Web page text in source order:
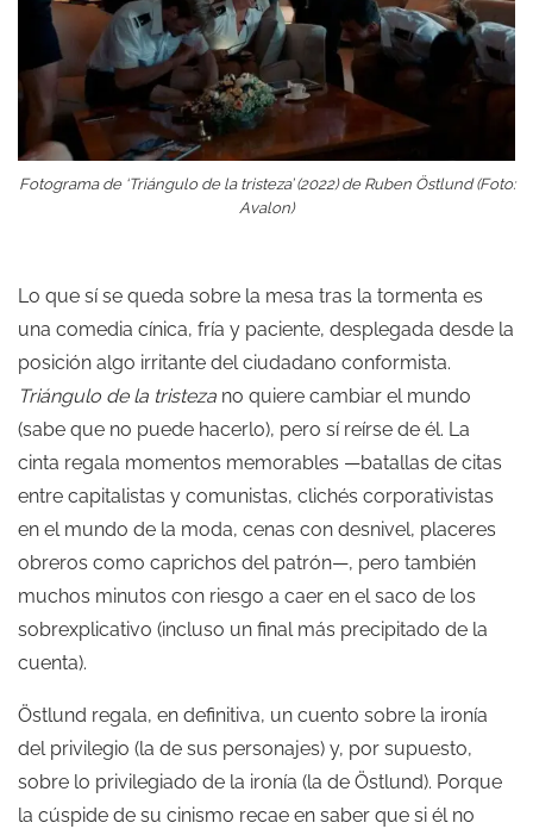
Fotograma de ‘Triángulo de la tristeza’ (2022) de Ruben Östlund (Foto:
Avalon)
Lo que sí se queda sobre la mesa tras la tormenta es
una comedia cínica, fría y paciente, desplegada desde la
posición algo irritante del ciudadano conformista.
Triángulo de la tristeza no quiere cambiar el mundo
(sabe que no puede hacerlo), pero sí reírse de él. La
cinta regala momentos memorables —batallas de citas
entre capitalistas y comunistas, clichés corporativistas
en el mundo de la moda, cenas con desnivel, placeres
obreros como caprichos del patrón—, pero también
muchos minutos con riesgo a caer en el saco de los
sobrexplicativo (incluso un final más precipitado de la
cuenta).
Östlund regala, en definitiva, un cuento sobre la ironía
del privilegio (la de sus personajes) y, por supuesto,
sobre lo privilegiado de la ironía (la de Östlund). Porque
la cúspide de su cinismo recae en saber que si él no